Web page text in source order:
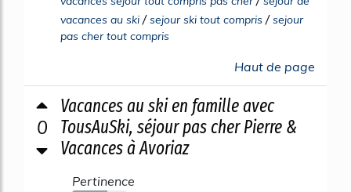
vacances au ski /sejour ski tout compris /sejour
pas cher tout compris
Haut de page
0
Vacances au ski en famille avec
TousAuSki, séjour pas cher Pierre &
Vacances à Avoriaz
Pertinence